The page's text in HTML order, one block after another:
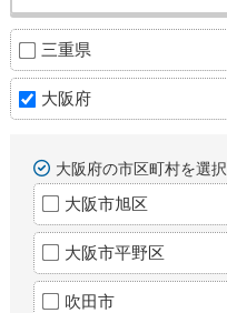
三重県
大阪府
大阪府の市区町村を選択
大阪市旭区
大阪市平野区
吹田市